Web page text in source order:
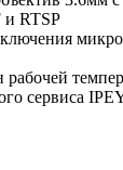
RTSP
сервиса